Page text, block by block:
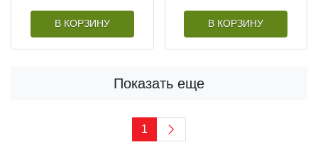
В КОРЗИНУ В КОРЗИНУ
Показать еще
1